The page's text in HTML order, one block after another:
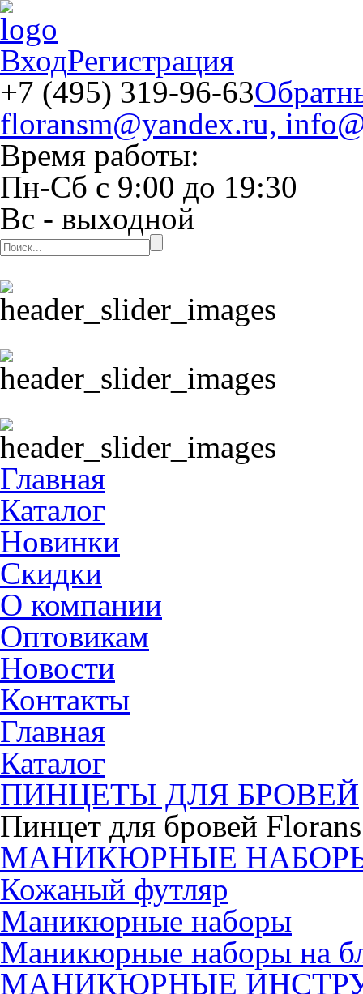
ВходРегистрация
+7 (495) 319-96-63
floransm@yandex.ru,
Время работы:
Пн-Сб с 9:00 до 19:30
Вс - выходной
Главная
Каталог
Новинки
Скидки
О компании
Оптовикам
Новости
Контакты
Главная
Каталог
ПИНЦЕТЫ ДЛЯ БРОВЕЙ
Пинцет для бровей Florans
МАНИКЮРНЫЕ
Кожаный футляр
Маникюрные наборы
Маникюрные наборы на
МАНИКЮРНЫЕ